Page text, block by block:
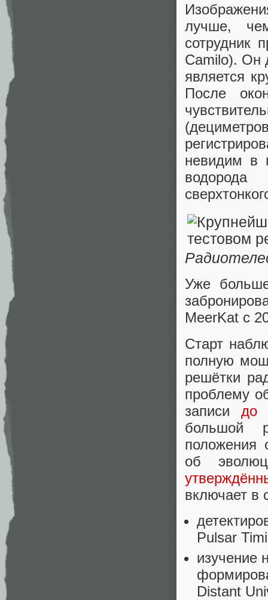
лучше,
сотрудник
Camilo). Он
является
После
невидим в
водорода
Уже
MeerKat с
Старт
полную
решётки
проблему
записидо
большой
положения
об
включает в
Pulsar
изучение
Distant